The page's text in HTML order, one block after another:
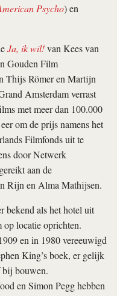
Psycho) en
Ja, ik wil!van Kees van
Gouden Film
Thijs Römer en Martijn
Amsterdam verrast
met meer dan 100.000
om de prijs namens het
Filmfonds uit te
door Netwerk
aan de
Rijn en Alma Mathijsen.
als het hotel uit
locatie oprichten.
en in 1980 vereeuwigd
King’s boek, er gelijk
bij bouwen.
en Simon Pegg hebben